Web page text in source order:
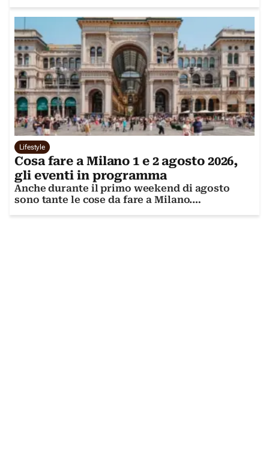
Lifestyle
Cosa fare a Milano 1 e 2 agosto 2026,
gli eventi in programma
Anche durante il primo weekend di agosto
sono tante le cose da fare a Milano.